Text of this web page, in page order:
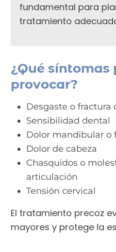
fundamental para
tratamiento
¿Qué síntomas
provocar?
Desgaste o fractura
Sensibilidad dental
Dolor mandibular o
Dolor de cabeza
Chasquidos o
articulación
Tensión cervical
El tratamiento precoz
mayores y protege la